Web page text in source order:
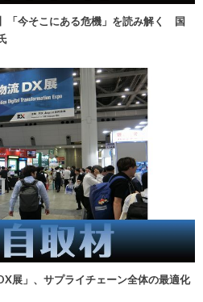
「今そこにある危機」を読み解く 国
展」、サプライチェーン全体の最適化